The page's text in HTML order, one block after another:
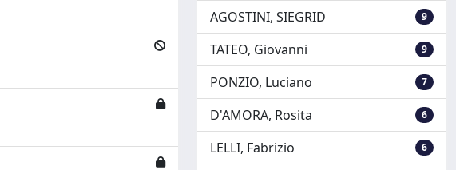
AGOSTINI, SIEGRID 9
TATEO, Giovanni 9
PONZIO, Luciano 7
D'AMORA, Rosita 6
LELLI, Fabrizio 6